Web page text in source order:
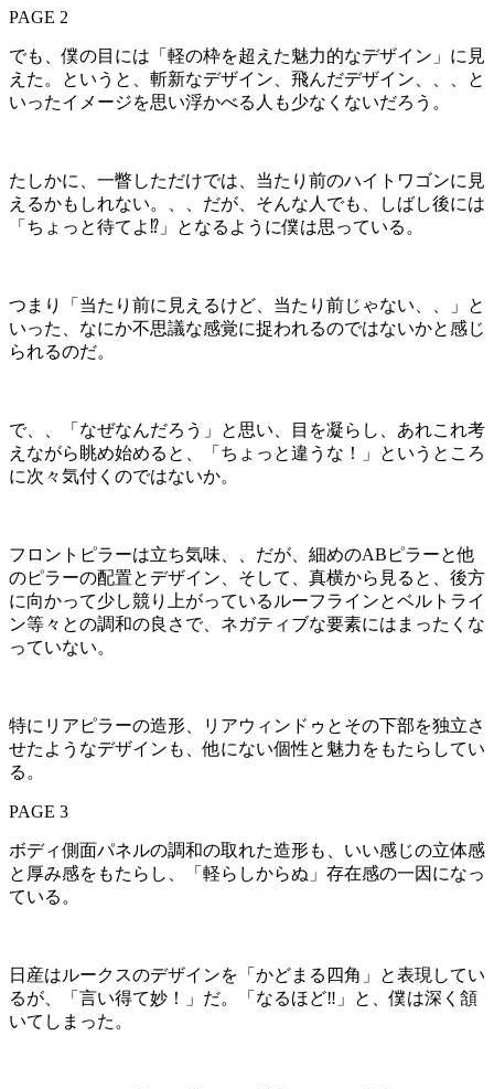
PAGE 2
でも、僕の目には「軽の枠を超えた魅力的なデザイン」に見
えた。というと、斬新なデザイン、飛んだデザイン、、、と
いったイメージを思い浮かべる人も少なくないだろう。
たしかに、一瞥しただけでは、当たり前のハイトワゴンに見
えるかもしれない。、、だが、そんな人でも、しばし後には
「ちょっと待てよ⁉」となるように僕は思っている。
つまり「当たり前に見えるけど、当たり前じゃない、、」と
いった、なにか不思議な感覚に捉われるのではないかと感じ
られるのだ。
で、、「なぜなんだろう」と思い、目を凝らし、あれこれ考
えながら眺め始めると、「ちょっと違うな！」というところ
に次々気付くのではないか。
フロントピラーは立ち気味、、だが、細めのABピラーと他
のピラーの配置とデザイン、そして、真横から見ると、後方
に向かって少し競り上がっているルーフラインとベルトライ
ン等々との調和の良さで、ネガティブな要素にはまったくな
っていない。
特にリアピラーの造形、リアウィンドゥとその下部を独立さ
せたようなデザインも、他にない個性と魅力をもたらしてい
る。
PAGE 3
ボディ側面パネルの調和の取れた造形も、いい感じの立体感
と厚み感をもたらし、「軽らしからぬ」存在感の一因になっ
ている。
日産はルークスのデザインを「かどまる四角」と表現してい
るが、「言い得て妙！」だ。「なるほど‼」と、僕は深く頷
いてしまった。